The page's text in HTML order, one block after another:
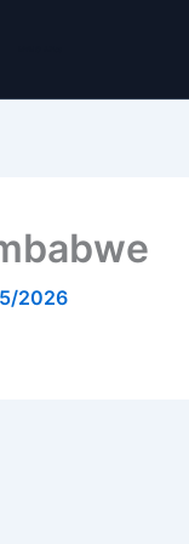
2026